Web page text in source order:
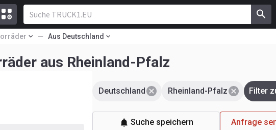
Aus Deutschland
aus Rheinland-Pfalz
Deutschland Rheinland-Pfalz Filter
Suche speichern Anfrage